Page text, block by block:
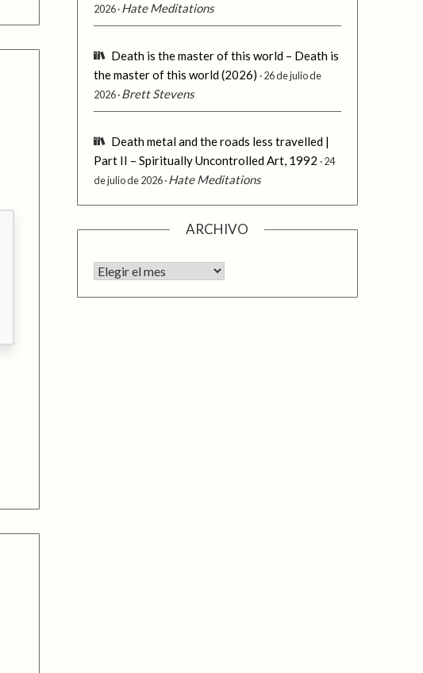
2026 Hate Meditations
Death is the master of this world – Death is
the master of this world (2026)
26 de julio de
2026 Brett Stevens
Death metal and the roads less travelled |
Part II – Spiritually Uncontrolled Art, 1992
24
de julio de 2026 Hate Meditations
ARCHIVO
Archivo